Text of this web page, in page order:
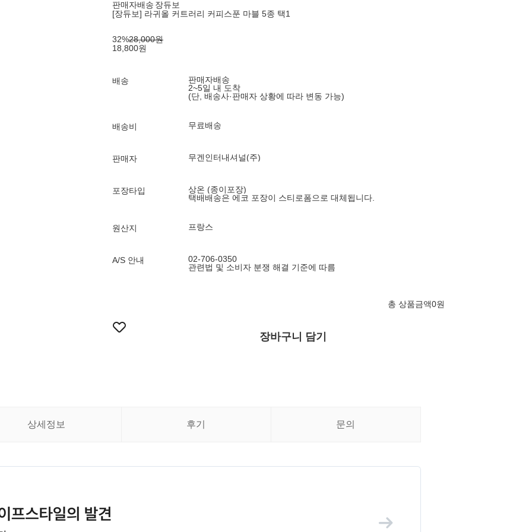
판매자배송 장듀보
[장듀보] 라귀올 커트러리 커피스푼 마블 5종 택1
32%28,000원
18,800원
배송
판매자배송
2~5일 내 도착
(단, 배송사·판매자 상황에 따라 변동 가능)
배송비 무료배송
판매자 무겐인터내셔널(주)
포장타입
상온 (종이포장)
택배배송은 에코 포장이 스티로폼으로 대체됩니다.
원산지 프랑스
A/S 안내
02-706-0350
관련법 및 소비자 분쟁 해결 기준에 따름
총 상품금액0원
장바구니 담기
상세정보 후기 문의